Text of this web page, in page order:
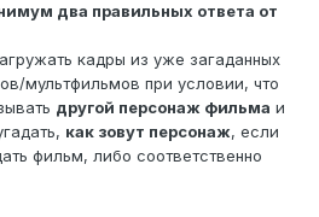
два правильных ответа от
кадры из уже загаданных
мультфильмов при условии, что
другой персонаж фильма и
как зовут персонаж, если
фильм, либо соответственно